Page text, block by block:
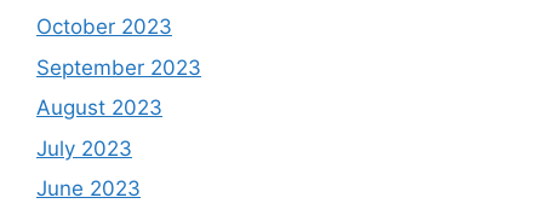
October 2023
September 2023
August 2023
July 2023
June 2023